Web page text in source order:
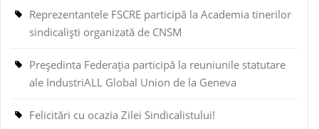
Reprezentantele FSCRE participă la Academia tinerilor
sindicaliști organizată de CNSM
Președinta Federația participă la reuniunile statutare
ale IndustriALL Global Union de la Geneva
Felicitări cu ocazia Zilei Sindicalistului!